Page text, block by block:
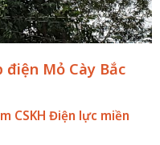
điện Mỏ Cày Bắc
CSKH Điện lực miền